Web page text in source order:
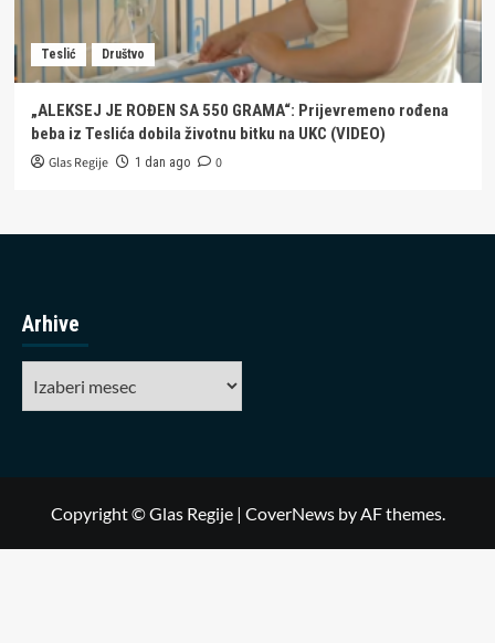
Teslić Društvo
„ALEKSEJ JE ROĐEN SA 550 GRAMA“: Prijevremeno rođena
beba iz Teslića dobila životnu bitku na UKC (VIDEO)
Glas Regije 1 dan ago 0
Arhive
Copyright © Glas Regije | CoverNewsby AF themes.